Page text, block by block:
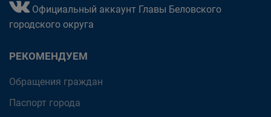
Официальный аккаунт Главы Беловского
городского округа
РЕКОМЕНДУЕМ
Обращения граждан
Паспорт города